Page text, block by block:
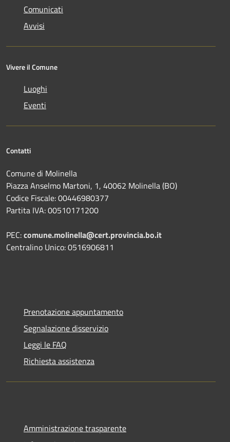
Comunicati
Avvisi
Vivere il Comune
Luoghi
Eventi
Contatti
Comune di Molinella
Piazza Anselmo Martoni, 1, 40062 Molinella (BO)
Codice Fiscale: 00446980377
Partita IVA: 00510171200
PEC:comune.molinella@cert.provincia.bo.it
Centralino Unico: 0516906811
Prenotazione appuntamento
Segnalazione disservizio
Leggi le FAQ
Richiesta assistenza
Amministrazione trasparente